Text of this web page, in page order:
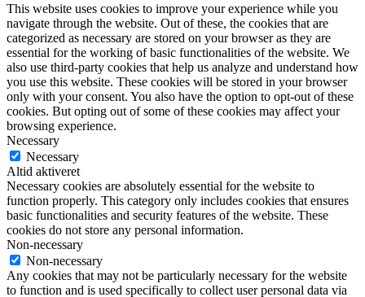
This website uses cookies to improve your experience while you
navigate through the website. Out of these, the cookies that are
categorized as necessary are stored on your browser as they are
essential for the working of basic functionalities of the website. We
also use third-party cookies that help us analyze and understand how
you use this website. These cookies will be stored in your browser
only with your consent. You also have the option to opt-out of these
cookies. But opting out of some of these cookies may affect your
browsing experience.
Necessary
Necessary
Altid aktiveret
Necessary cookies are absolutely essential for the website to
function properly. This category only includes cookies that ensures
basic functionalities and security features of the website. These
cookies do not store any personal information.
Non-necessary
Non-necessary
Any cookies that may not be particularly necessary for the website
to function and is used specifically to collect user personal data via